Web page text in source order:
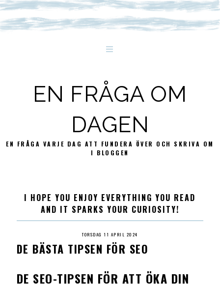
EN FRÅGA OM
DAGEN
EN FRÅGA VARJE DAG ATT FUNDERA ÖVER OCH SKRIVA OM
I BLOGGEN
I HOPE YOU ENJOY EVERYTHING YOU READ
AND IT SPARKS YOUR CURIOSITY!
TORSDAG 11 APRIL 2024
DE BÄSTA TIPSEN FÖR SEO
DE SEO-TIPSEN FÖR ATT ÖKA DIN